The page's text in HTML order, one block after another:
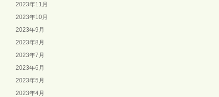
2023年11月
2023年10月
2023年9月
2023年8月
2023年7月
2023年6月
2023年5月
2023年4月